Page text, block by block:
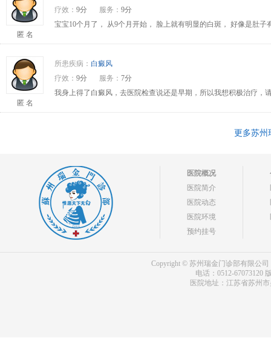
匿 名
疗效： 9分 服务： 9分
宝宝10个月了， 从9个月开始， 脸上就有明显的白斑， 好像是肚
匿 名
所患疾病： 白癜风
疗效： 9分 服务： 7分
我身上得了白癜风，去医院检查说还是早期，所以我想积极治疗，
更多苏州
医院概况
医院简介
医院动态
医院环境
预约挂号
Copyright © 苏州瑞金门诊部有限公司
电话：0512-67073120
医院地址：江苏省苏州